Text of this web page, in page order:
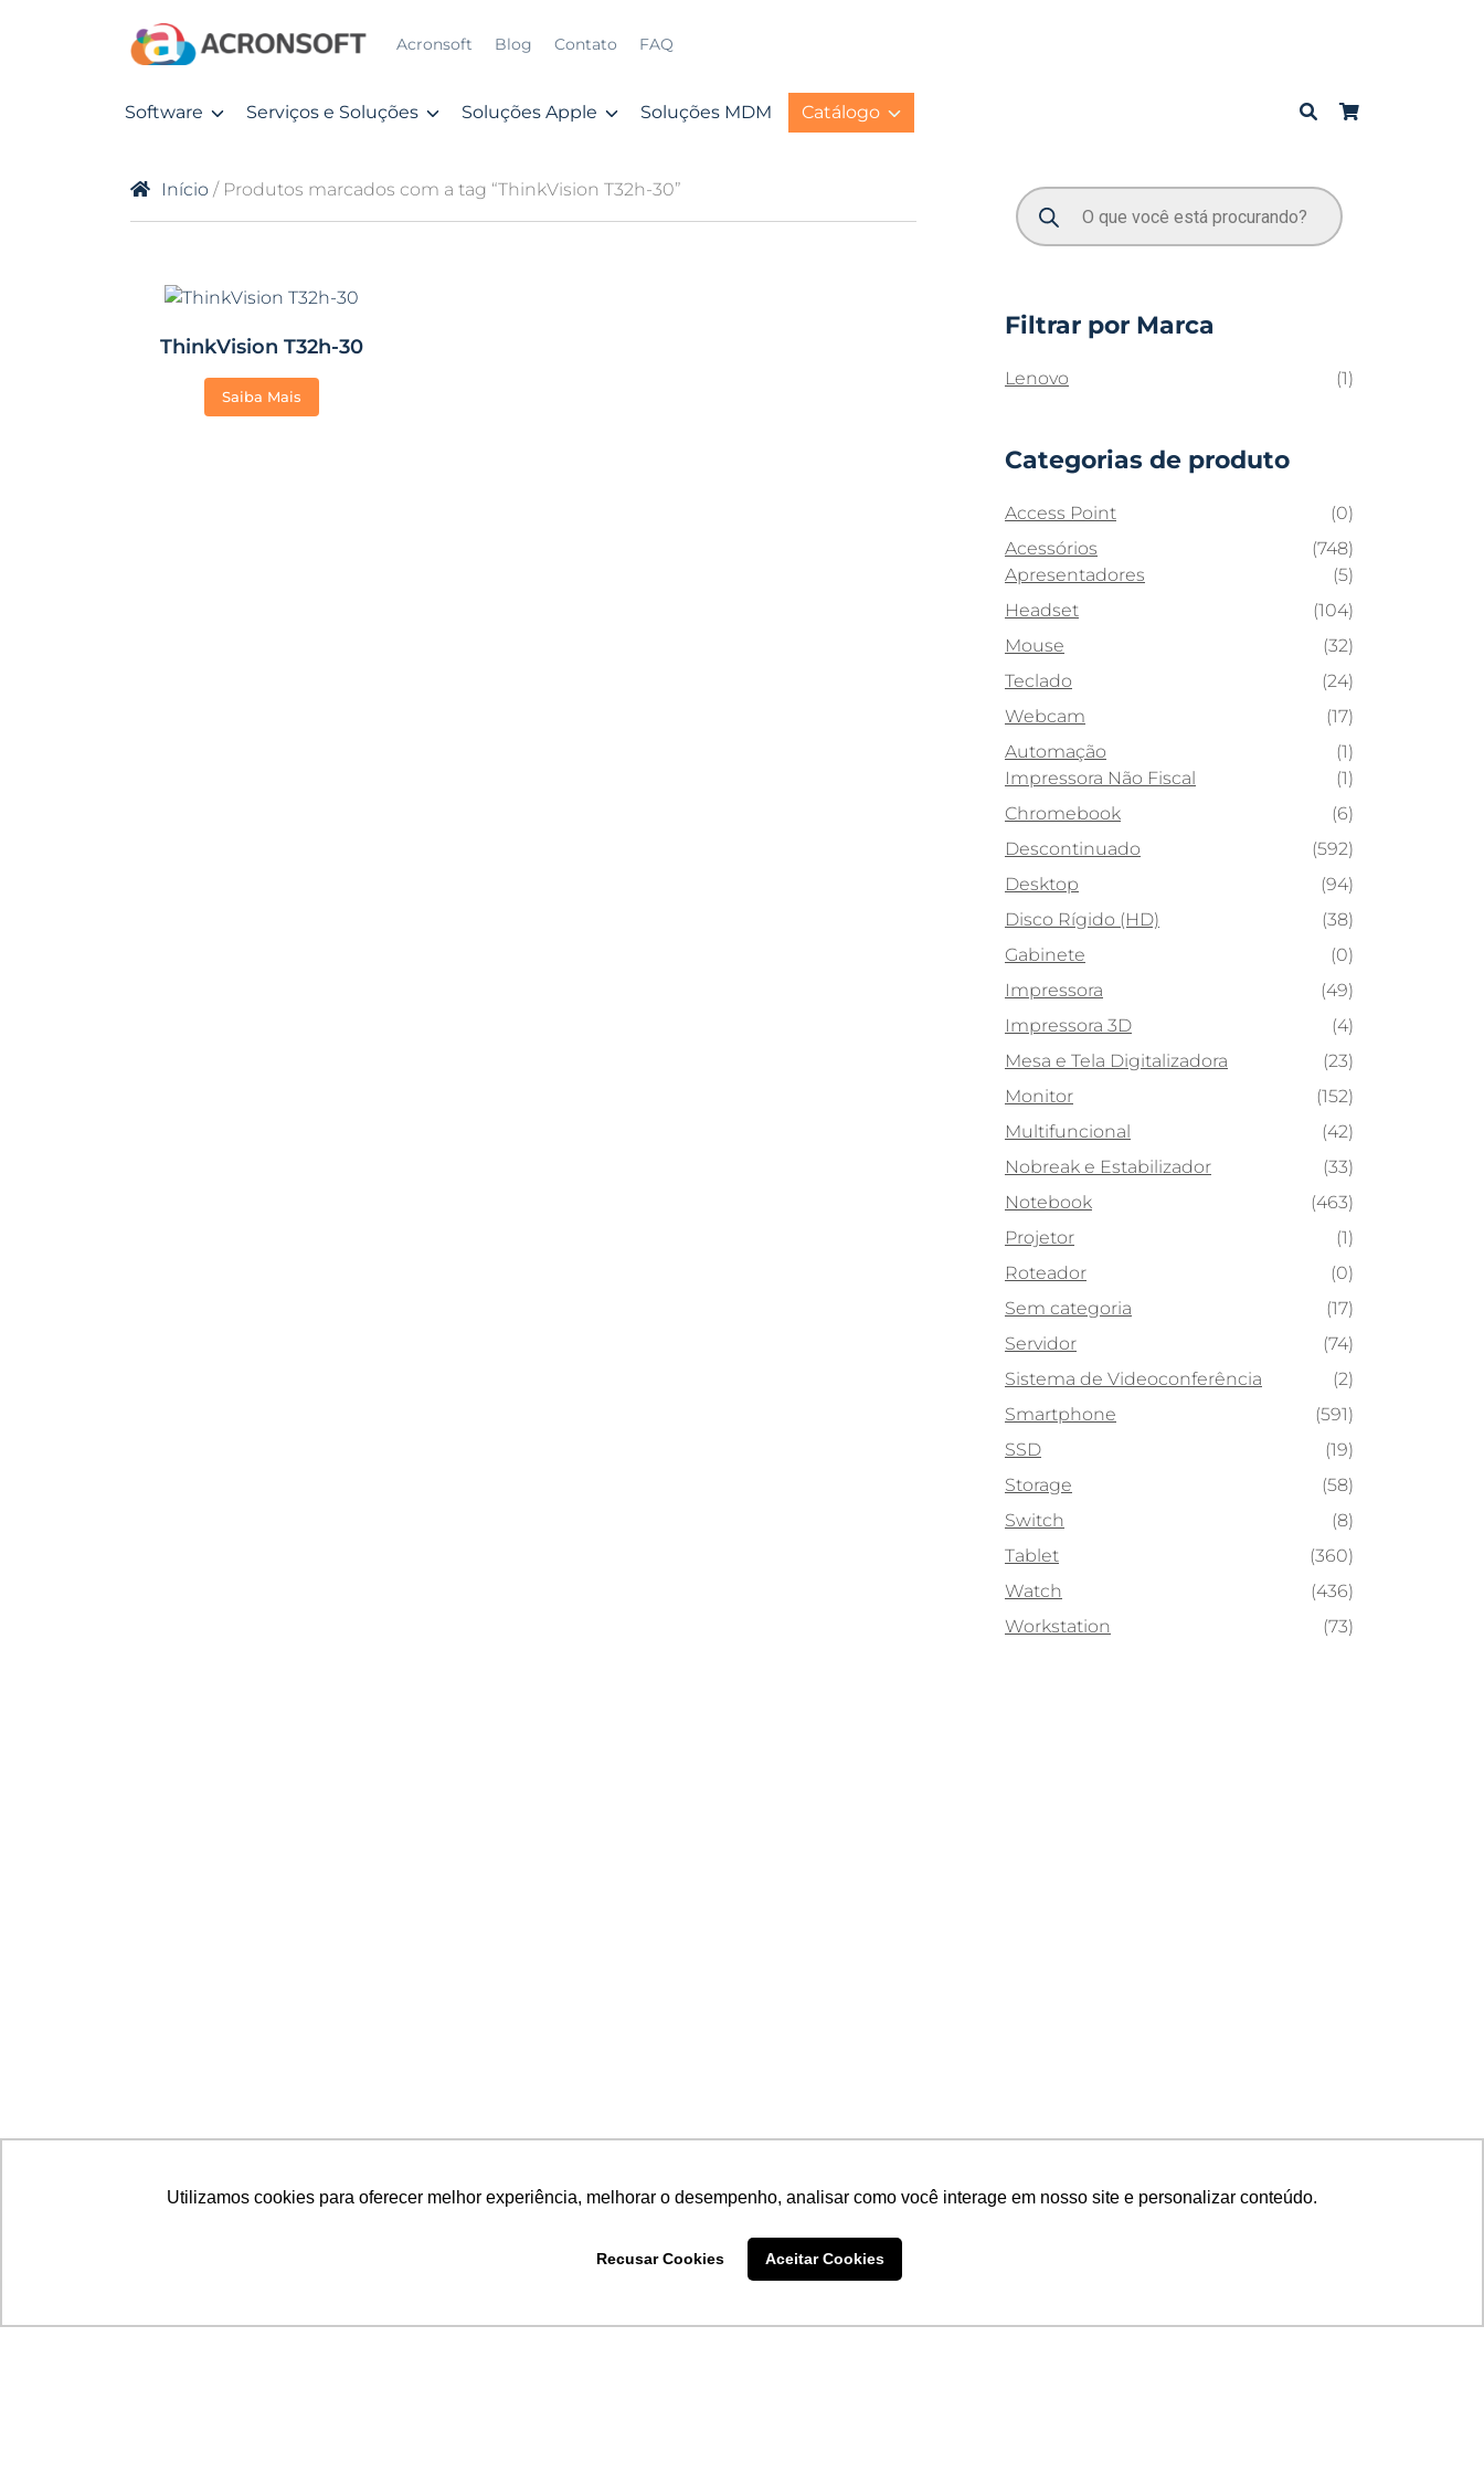
Utilizamos cookies para oferecer melhor experiência, melhorar o desempenho, analisar como você interage em nosso site e personalizar conteúdo.
Recusar Cookies Aceitar Cookies
Acronsoft Blog Contato FAQ
Software Serviços e Soluções Soluções Apple Soluções MDM Catálogo
Início / Produtos marcados com a tag “ThinkVision T32h-30”
ThinkVision T32h-30
Saiba Mais
Filtrar por Marca
Lenovo (1)
Categorias de produto
Access Point
(0)
Acessórios
(748)
Apresentadores
(5)
Headset
(104)
Mouse
(32)
Teclado
(24)
Webcam
(17)
Automação
(1)
Impressora Não Fiscal
(1)
Chromebook
(6)
Descontinuado
(592)
Desktop
(94)
Disco Rígido (HD)
(38)
Gabinete
(0)
Impressora
(49)
Impressora 3D
(4)
Mesa e Tela Digitalizadora
(23)
Monitor
(152)
Multifuncional
(42)
Nobreak e Estabilizador
(33)
Notebook
(463)
Projetor
(1)
Roteador
(0)
Sem categoria
(17)
Servidor
(74)
Sistema de Videoconferência
(2)
Smartphone
(591)
SSD
(19)
Storage
(58)
Switch
(8)
Tablet
(360)
Watch
(436)
Workstation
(73)